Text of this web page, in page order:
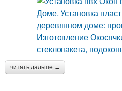
читать дальше →